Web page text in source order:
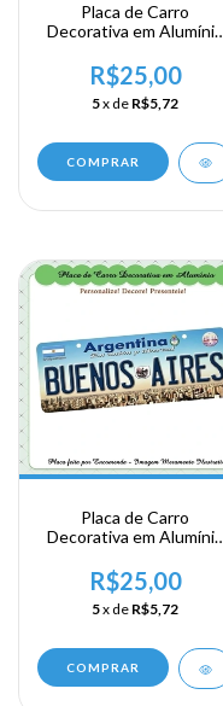
Placa de Carro
Decorativa em Alumínio
R$25,00
5x de R$5,72
COMPRAR
Placa de Carro
Decorativa em Alumínio
Viagem a Argentina -
Buenos Aires
R$25,00
5x de R$5,72
COMPRAR